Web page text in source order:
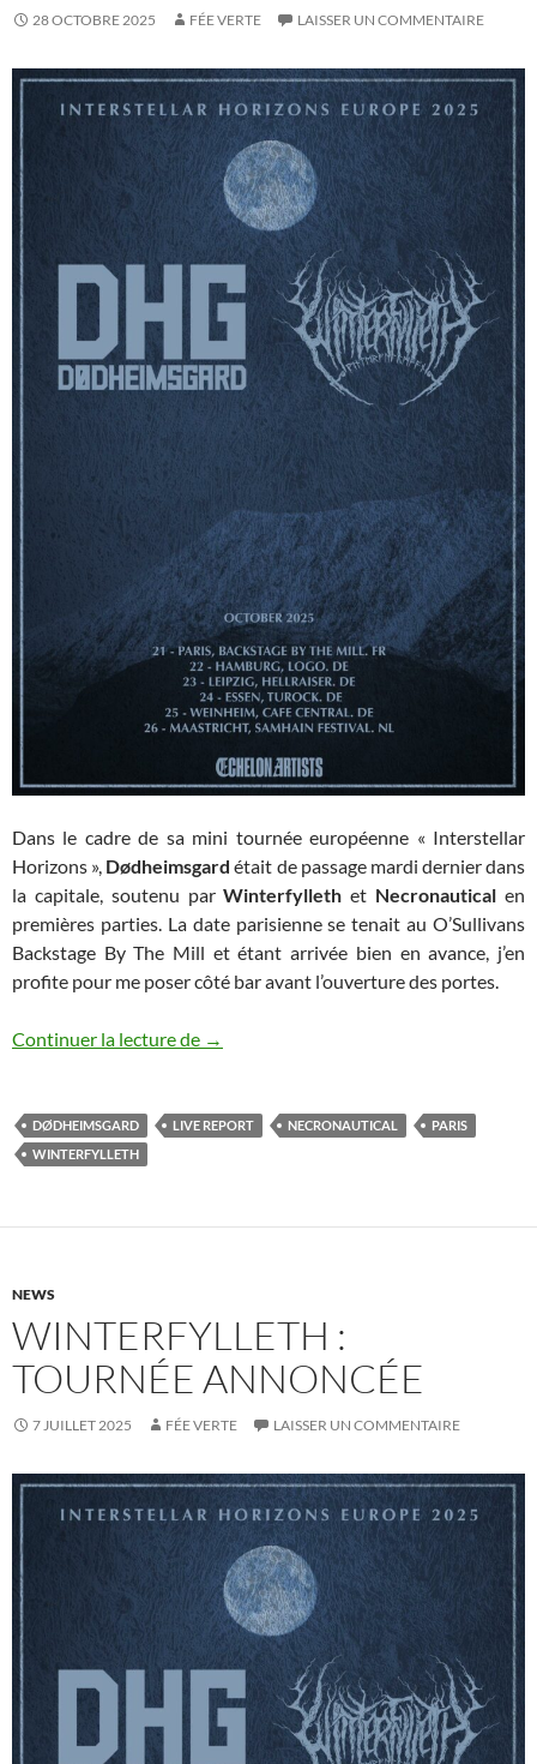
28 OCTOBRE 2025 FÉE VERTE LAISSER UN COMMENTAIRE
Dans le cadre de sa mini tournée européenne « Interstellar
Horizons », Dødheimsgard était de passage mardi dernier dans
la capitale, soutenu parWinterfylleth et Necronautical en
premières parties. La date parisienne se tenait au O’Sullivans
Backstage By The Mill et étant arrivée bien en avance, j’en
profite pour me poser côté bar avant l’ouverture des portes.
Continuer la lecture de Dødheimsgard / Winterfylleth /
→
DØDHEIMSGARD LIVE REPORT NECRONAUTICAL
PARIS
WINTERFYLLETH
NEWS
WINTERFYLLETH :
TOURNÉE ANNONCÉE
7 JUILLET 2025 FÉE VERTE LAISSER UN COMMENTAIRE